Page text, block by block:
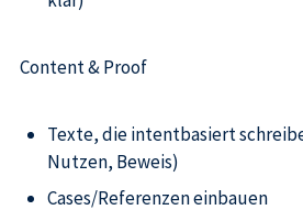
Content & Proof
Texte, die intentbasiert
Nutzen, Beweis)
Cases/Referenzen einbauen